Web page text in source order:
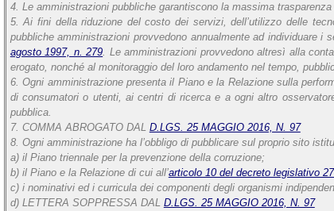
4. Le amministrazioni pubbliche garantiscono la massima
5. Ai fini della riduzione del costo dei servizi, dell’utilizzo delle
pubbliche amministrazioni provvedono annualmente ad individuare
agosto 1997, n. 279. Le amministrazioni provvedono altresì alla
erogato, nonché al monitoraggio del loro andamento nel tempo,
6. Ogni amministrazione presenta il Piano e la Relazione sulla
di consumatori o utenti, ai centri di ricerca e a ogni altro
pubblica.
7. COMMA ABROGATO DAL D.LGS. 25 MAGGIO 2016, N. 97
8. Ogni amministrazione ha l’obbligo di pubblicare sul proprio sito
a) il Piano triennale per la prevenzione della corruzione;
b) il Piano e la Relazione di cui all’articolo 10 del decreto legislativo
c) i nominativi ed i curricula dei componenti degli organismi
d) LETTERA SOPPRESSA DAL D.LGS. 25 MAGGIO 2016, N. 97